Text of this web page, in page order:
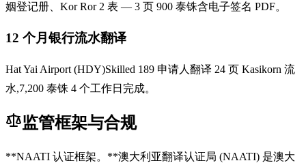
姻登记册、Kor Ror 2 表 — 3 页 900 泰铢含电子签名 PDF。
12 个月银行流水翻译
Hat Yai Airport (HDY)Skilled 189 申请人翻译 24 页 Kasikorn 流
水,7,200 泰铢 4 个工作日完成。
监管框架与合规
**NAATI 认证框架。**澳大利亚翻译认证局 (NAATI) 是澳大